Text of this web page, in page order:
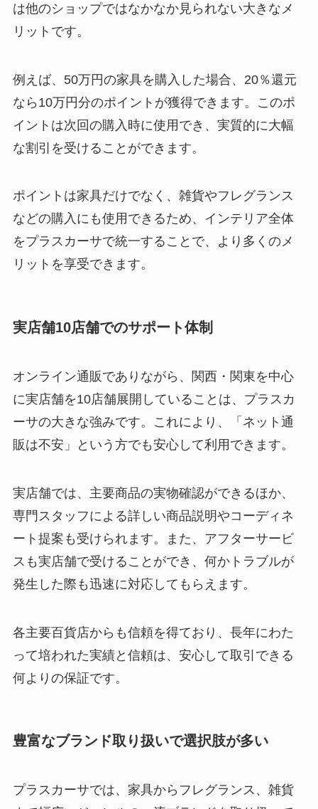
は他のショップではなかなか見られない大きなメ
リットです。
例えば、50万円の家具を購入した場合、20％還元
なら10万円分のポイントが獲得できます。このポ
イントは次回の購入時に使用でき、実質的に大幅
な割引を受けることができます。
ポイントは家具だけでなく、雑貨やフレグランス
などの購入にも使用できるため、インテリア全体
をプラスカーサで統一することで、より多くのメ
リットを享受できます。
実店舗10店舗でのサポート体制
オンライン通販でありながら、関西・関東を中心
に実店舗を10店舗展開していることは、プラスカ
ーサの大きな強みです。これにより、「ネット通
販は不安」という方でも安心して利用できます。
実店舗では、主要商品の実物確認ができるほか、
専門スタッフによる詳しい商品説明やコーディネ
ート提案も受けられます。また、アフターサービ
スも実店舗で受けることができ、何かトラブルが
発生した際も迅速に対応してもらえます。
各主要百貨店からも信頼を得ており、長年にわた
って培われた実績と信頼は、安心して取引できる
何よりの保証です。
豊富なブランド取り扱いで選択肢が多い
プラスカーサでは、家具からフレグランス、雑貨